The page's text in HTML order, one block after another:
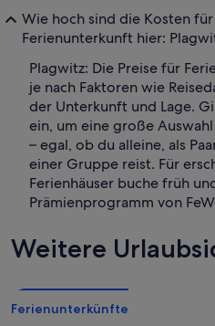
Wie hoch sind die Kosten
Ferienunterkunft hier:
Plagwitz: Die Preise für
je nach Faktoren wie
der Unterkunft und Lage.
ein, um eine große
– egal, ob du alleine, als
einer Gruppe reist. Für
Ferienhäuser buche früh
Prämienprogramm von
Weitere
Ferienunterkünfte